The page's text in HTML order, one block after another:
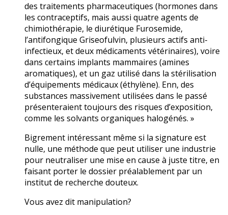
des traitements pharmaceutiques (hormones dans
les contraceptifs, mais aussi quatre agents de
chimiothérapie, le diurétique Furosemide,
l’antifongique Griseofulvin, plusieurs actifs anti-
infectieux, et deux médicaments vétérinaires), voire
dans certains implants mammaires (amines
aromatiques), et un gaz utilisé dans la stérilisation
d’équipements médicaux (éthylène). Enfin, des
substances massivement utilisées dans le passé
présenteraient toujours des risques d’exposition,
comme les solvants organiques halogénés. »
Bigrement intéressant même si la signature est
nulle, une méthode que peut utiliser une industrie
pour neutraliser une mise en cause à juste titre, en
faisant porter le dossier préalablement par un
institut de recherche douteux.
Vous avez dit manipulation?